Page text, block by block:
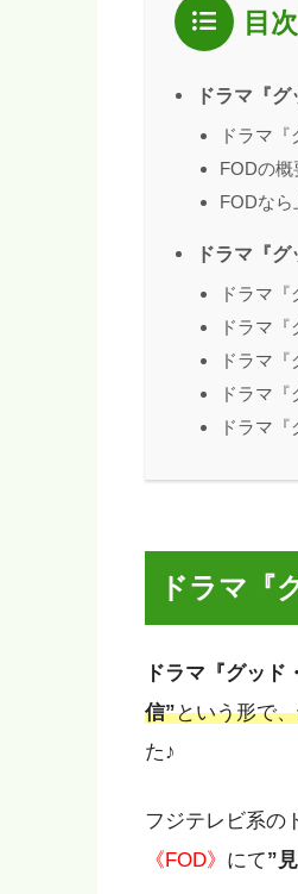
目次
ドラマ『
ドラマ
FODの概
FODなら
ドラマ『
ドラマ
ドラマ
ドラマ
ドラマ
ドラマ
ドラマ『
ドラマ『グッド
信”という形で、
た♪
フジテレビ系の
《FOD》 にて”